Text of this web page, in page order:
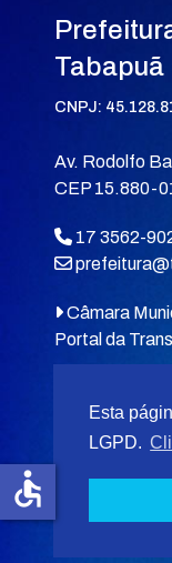
Esta
LGPD.
Tabapuã
CNPJ:
Av. Rodolfo
CEP 15.880-
17 3562-
Câmara
Portal da
© 2026MIT
accessible